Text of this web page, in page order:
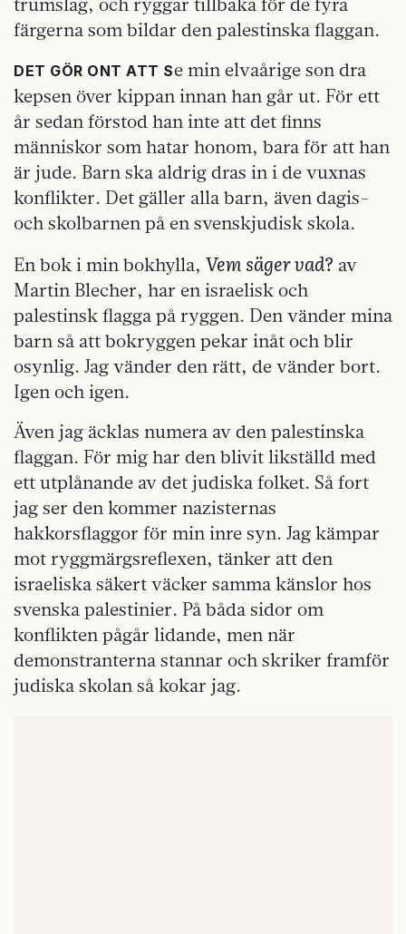
färgerna som bildar den palestinska flaggan.
DET GÖR ONT ATT Se min elvaårige son dra
kepsen över kippan innan han går ut. För ett
år sedan förstod han inte att det finns
människor som hatar honom, bara för att han
är jude. Barn ska aldrig dras in i de vuxnas
konflikter. Det gäller alla barn, även dagis-
och skolbarnen på en svenskjudisk skola.
En bok i min bokhylla, Vem säger vad? av
Martin Blecher, har en israelisk och
palestinsk flagga på ryggen. Den vänder mina
barn så att bokryggen pekar inåt och blir
osynlig. Jag vänder den rätt, de vänder bort.
Igen och igen.
Även jag äcklas numera av den palestinska
flaggan. För mig har den blivit likställd med
ett utplånande av det judiska folket. Så fort
jag ser den kommer nazisternas
hakkorsflaggor för min inre syn. Jag kämpar
mot ryggmärgsreflexen, tänker att den
israeliska säkert väcker samma känslor hos
svenska palestinier. På båda sidor om
konflikten pågår lidande, men när
demonstranterna stannar och skriker framför
judiska skolan så kokar jag.